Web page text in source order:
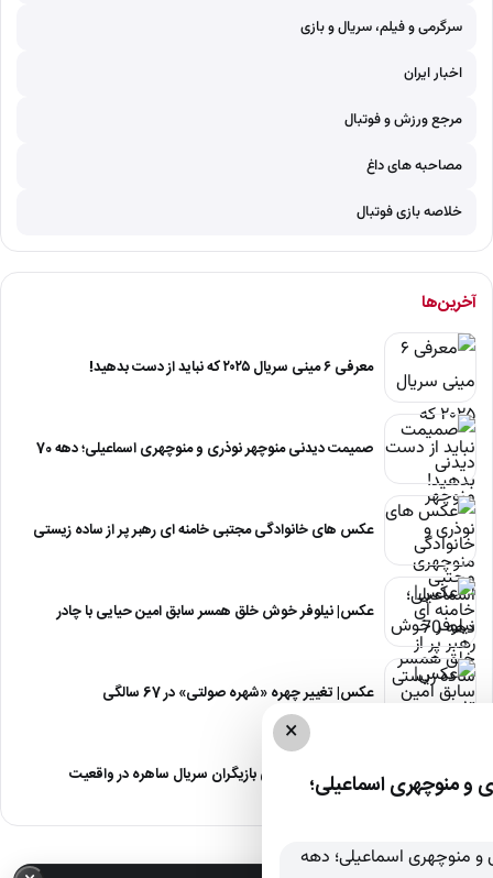
سرگرمی و فیلم، سریال و بازی
اخبار ایران
مرجع ورزش و فوتبال
مصاحبه های داغ
خلاصه بازی فوتبال
آخرین‌ها
معرفی ۶ مینی سریال ۲۰۲۵ که نباید از دست بدهید!
صمیمت دیدنی منوچهر نوذری و منوچهری اسماعیلی؛ دهه 70
عکس های خانوادگی مجتبی خامنه ای رهبر پر از ساده زیستی
عکس| نیلوفر خوش خلق همسر سابق امین حیایی با چادر
عکس| تغییر چهره «شهره صولتی» در 67 سالگی
عکس| آلبوم عروسی بازیگران سریال ساهره در واقعیت
×
منوچهری اسماعیلی؛